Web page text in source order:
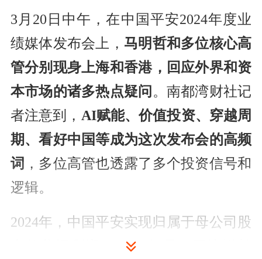
3月20日中午，在中国平安2024年度业
绩媒体发布会上， 马明哲和多位核心高
管分别现身上海和香港，回应外界和资
本市场的诸多热点疑问 。南都湾财社记
者注意到， AI赋能、价值投资、穿越周
期、看好中国等成为这次发布会的高频
词 ，多位高管也透露了多个投资信号和
逻辑。
2024年，中国平安实现归属于母公司股
东的营运利润1218.62亿元，同比增长